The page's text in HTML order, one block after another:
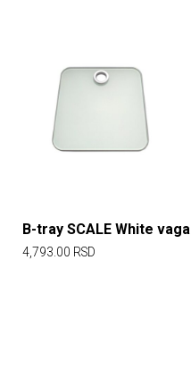
B-tray SCALE White vaga
4,793.00 RSD